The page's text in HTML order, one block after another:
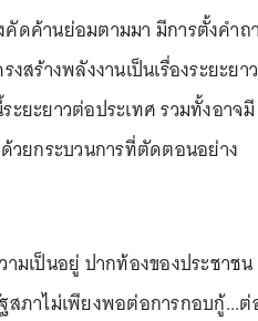
คัดค้านย่อมตามมา มีการตั้งคำถ
สร้างพลังงานเป็นเรื่องระยะยาว
ะยะยาวต่อประเทศ รวมทั้งอาจมี
ด้วยกระบวนการที่ตัดตอนอย่าง
มเป็นอยู่ ปากท้องของประชาชน
สภาไม่เพียงพอต่อการกอบกู้...